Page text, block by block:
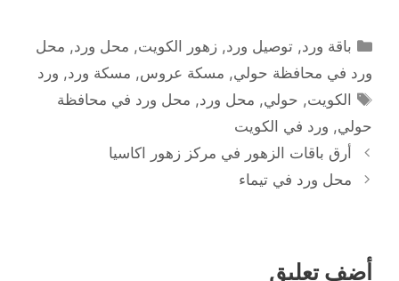
التصنيفات
باقة ورد,توصيل ورد,زهور الكويت, محل ورد, محل
ورد في محافظة حولي, مسكة عروس, مسكة ورد, ورد
الوسوم
الكويت, حولي, محل ورد, محل ورد في محافظة
حولي, ورد في الكويت
أرق باقات الزهور في مركز زهور اكاسيا
محل ورد في تيماء
أضف تعليق